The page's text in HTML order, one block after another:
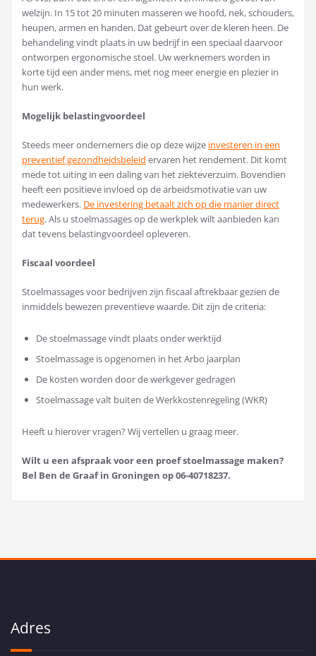
welzijn. In 15 tot 20 minuten masseren we hoofd, nek, schouders,
heupen, armen en handen. Dat gebeurt over de kleren heen. De
behandeling vindt plaats in uw bedrijf in een speciaal daarvoor
ontworpen ergonomische stoel. Uw werknemers worden in
korte tijd een ander mens, met nog meer energie en plezier in
hun werk.
Mogelijk belastingvoordeel
Steeds meer ondernemers die op deze wijze investeren in een
preventief gezondheidsbeleid ervaren het rendement. Dit komt
mede tot uiting in een daling van het ziekteverzuim. Bovendien
heeft een positieve invloed op de arbeidsmotivatie van uw
medewerkers. De investering betaalt zich op die manier direct
terug. Als u stoelmassages op de werkplek wilt aanbieden kan
dat tevens belastingvoordeel opleveren.
Fiscaal voordeel
Stoelmassages voor bedrijven zijn fiscaal aftrekbaar gezien de
inmiddels bewezen preventieve waarde. Dit zijn de criteria:
De stoelmassage vindt plaats onder werktijd
Stoelmassage is opgenomen in het Arbo jaarplan
De kosten worden door de werkgever gedragen
Stoelmassage valt buiten de Werkkostenregeling (WKR)
Heeft u hierover vragen? Wij vertellen u graag meer.
Wilt u een afspraak voor een proef stoelmassage maken?
Bel Ben de Graaf in Groningen op 06-40718237.
Adres